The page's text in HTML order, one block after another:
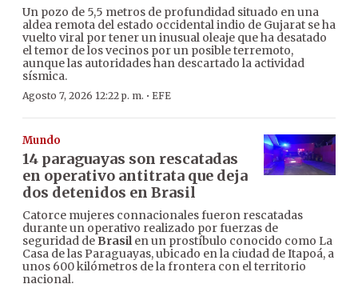
Un pozo de 5,5 metros de profundidad situado en una
aldea remota del estado occidental indio de Gujarat se ha
vuelto viral por tener un inusual oleaje que ha desatado
el temor de los vecinos por un posible terremoto,
aunque las autoridades han descartado la actividad
sísmica.
Agosto 7, 2026 12:22 p. m. · EFE
Mundo
14 paraguayas son rescatadas
en operativo antitrata que deja
dos detenidos en Brasil
Catorce mujeres connacionales fueron rescatadas
durante un operativo realizado por fuerzas de
seguridad de Brasilen un prostíbulo conocido como La
Casa de las Paraguayas, ubicado en la ciudad de Itapoá, a
unos 600 kilómetros de la frontera con el territorio
nacional.